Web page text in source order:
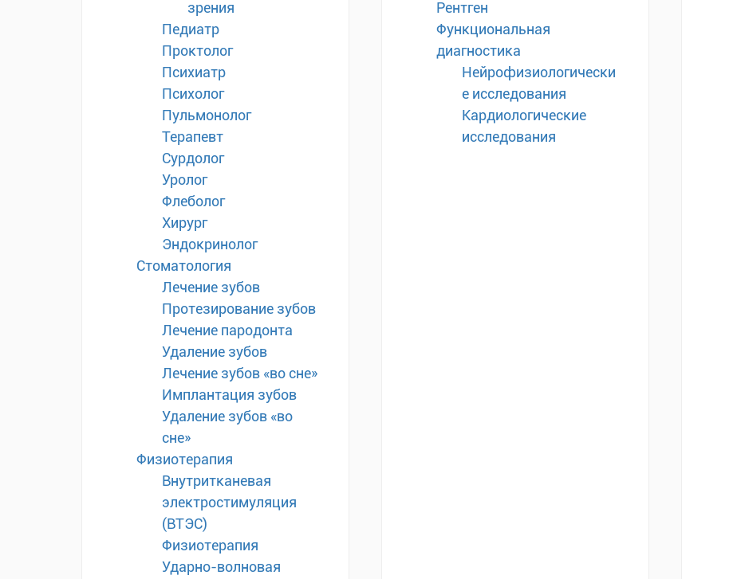
зрения
Педиатр
Проктолог
Психиатр
Психолог
Пульмонолог
Терапевт
Сурдолог
Уролог
Флеболог
Хирург
Эндокринолог
Стоматология
Лечение зубов
Протезирование зубов
Лечение пародонта
Удаление зубов
Лечение зубов «во сне»
Имплантация зубов
Удаление зубов «во
сне»
Физиотерапия
Внутритканевая
электростимуляция
(ВТЭС)
Физиотерапия
Ударно-волновая
Рентген
Функциональная
диагностика
Нейрофизиологически
е исследования
Кардиологические
исследования